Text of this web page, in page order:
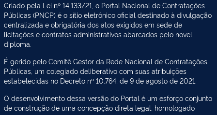
Criado pela Lei nº 14.133/21, o Portal Nacional de Contratações
Públicas (PNCP) é o sítio eletrônico oficial destinado à divulgação
centralizada e obrigatória dos atos exigidos em sede de
licitações e contratos administrativos abarcados pelo novel
diploma.
É gerido pelo Comitê Gestor da Rede Nacional de Contratações
Públicas, um colegiado deliberativo com suas atribuições
estabelecidas no Decreto nº 10.764, de 9 de agosto de 2021.
O desenvolvimento dessa versão do Portal é um esforço conjunto
de construção de uma concepção direta legal, homologado